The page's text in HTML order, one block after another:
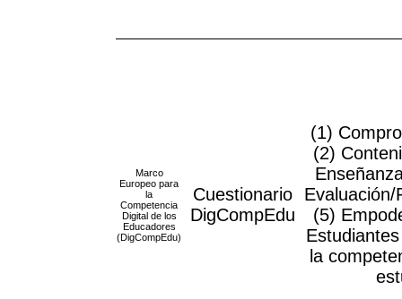
Marco
Europeo para
la
Competencia
Digital de los
Educadores
(DigCompEdu)
Cuestionario
DigCompEdu
(1)
(2)
Evaluación/
(5)
la